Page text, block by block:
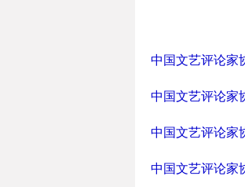
中国文艺评论家
中国文艺评论家
中国文艺评论家
中国文艺评论家